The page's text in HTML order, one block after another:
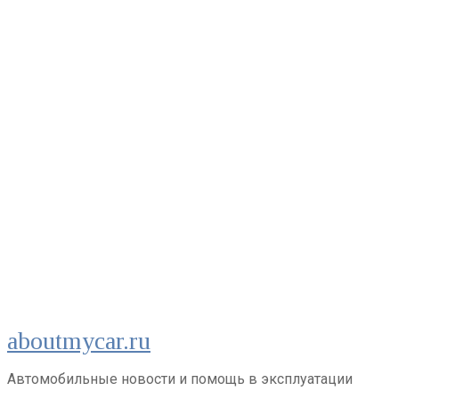
Перейти
к
контенту
aboutmycar.ru
Автомобильные новости и помощь в эксплуатации